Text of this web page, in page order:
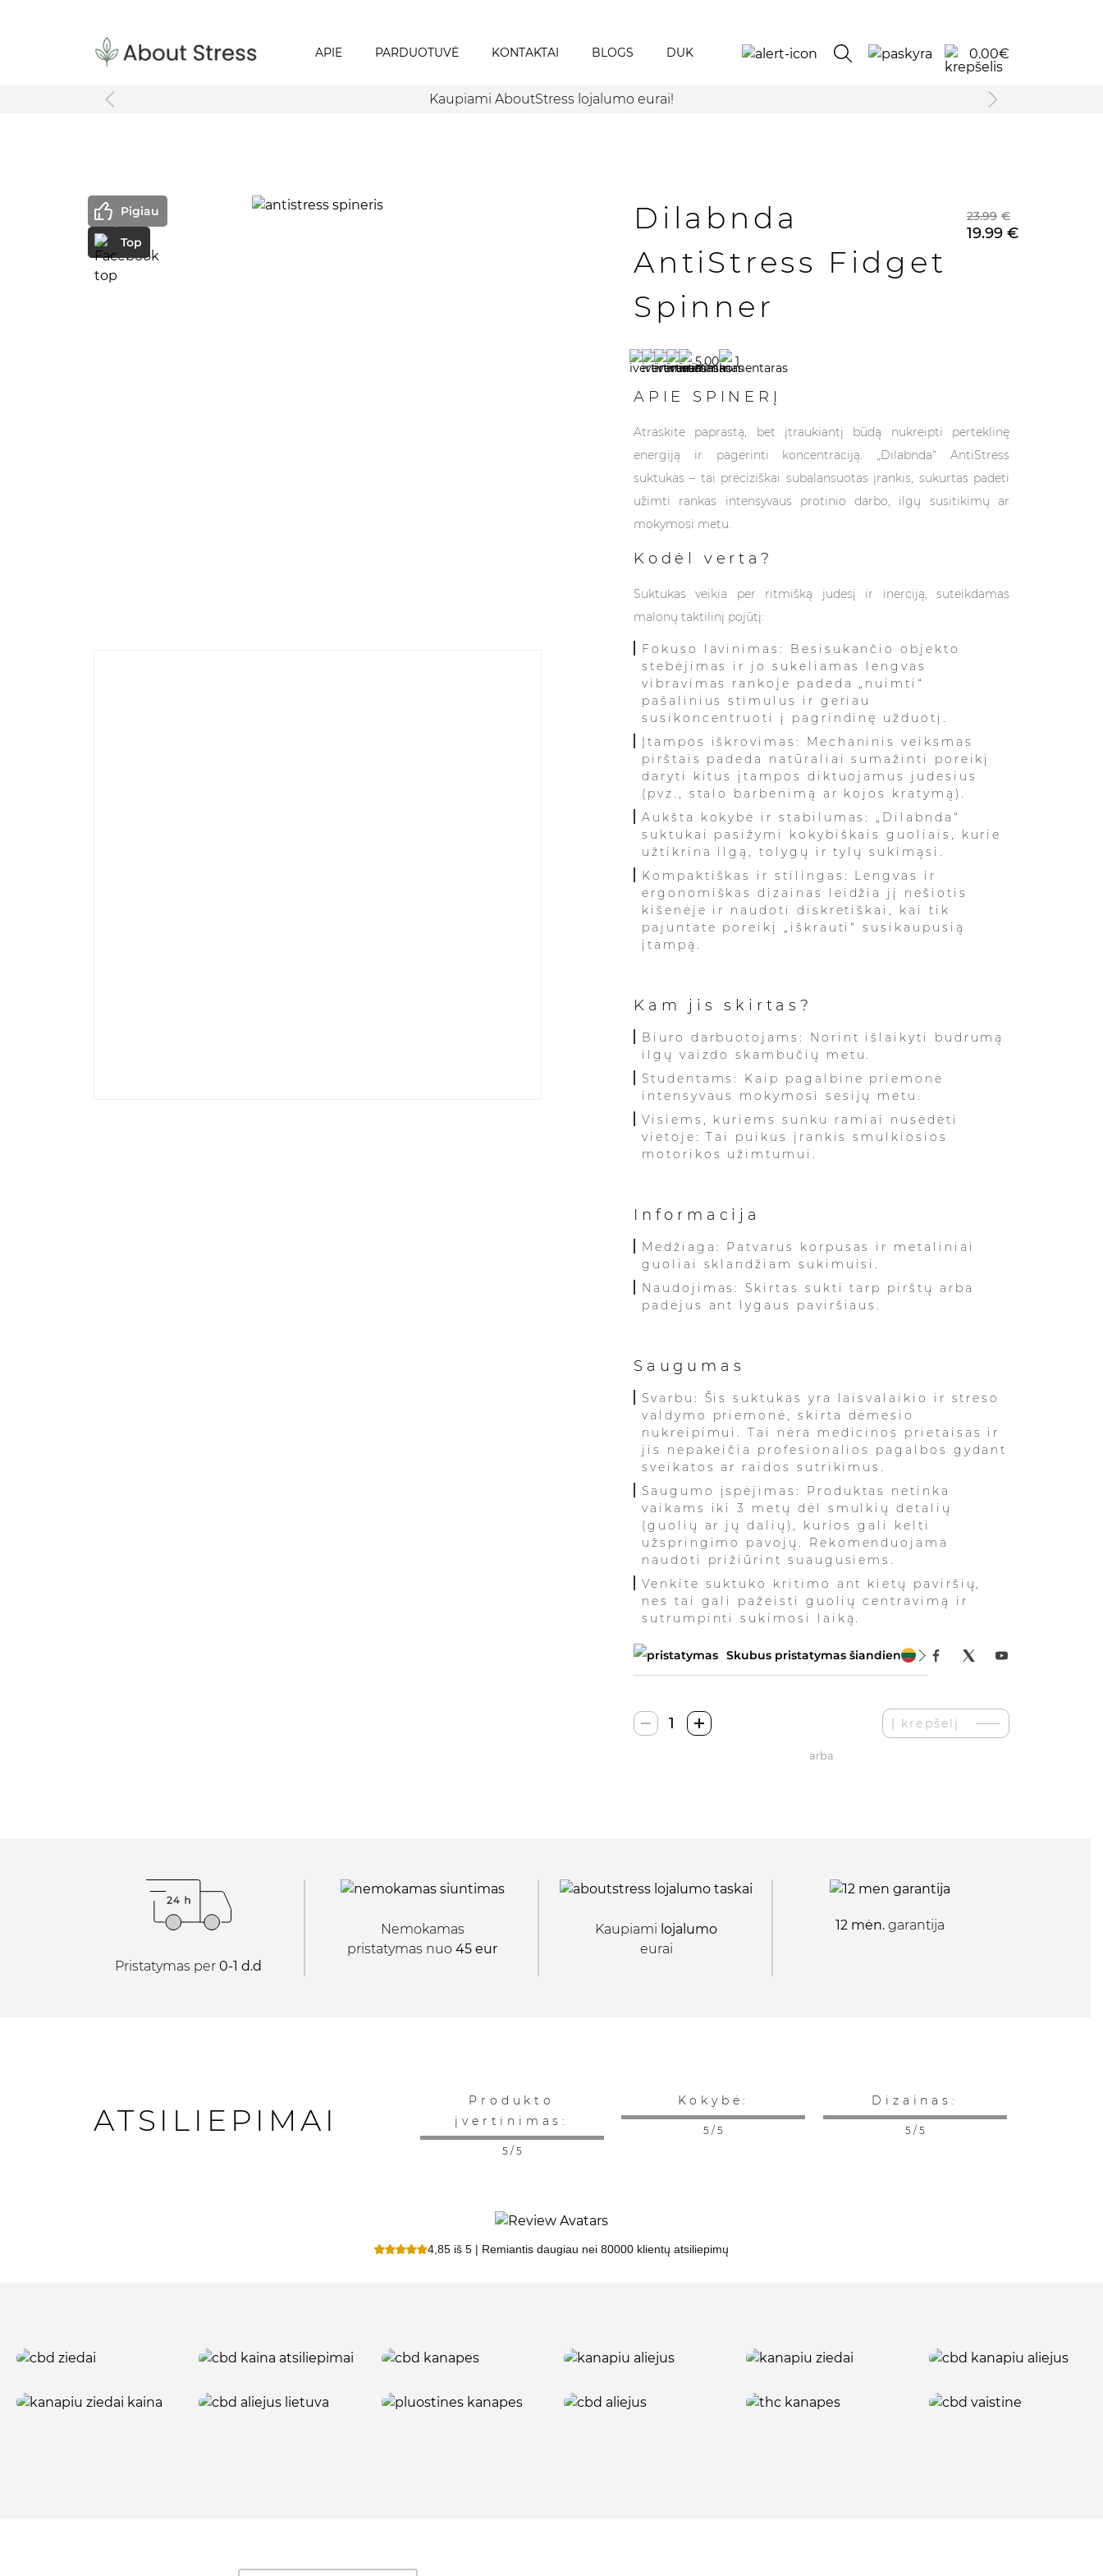
APIE PARDUOTUVĖ KONTAKTAI BLOGS DUK 0.00€
Kaupiami AboutStress lojalumo eurai!
Pigiau
Top
Dilabnda
AntiStress Fidget
Spinner
23.99 €
19.99 €
5.00 1
APIE SPINERĮ
Atraskite paprastą, bet įtraukiantį būdą nukreipti perteklinę
energiją ir pagerinti koncentraciją. „Dilabnda“ AntiStress
suktukas – tai preciziškai subalansuotas įrankis, sukurtas padėti
užimti rankas intensyvaus protinio darbo, ilgų susitikimų ar
mokymosi metu.
Kodėl verta?
Suktukas veikia per ritmišką judesį ir inerciją, suteikdamas
malonų taktilinį pojūtį:
Fokuso lavinimas: Besisukančio objekto
stebėjimas ir jo sukeliamas lengvas
vibravimas rankoje padeda „nuimti“
pašalinius stimulus ir geriau
susikoncentruoti į pagrindinę užduotį.
Įtampos iškrovimas: Mechaninis veiksmas
pirštais padeda natūraliai sumažinti poreikį
daryti kitus įtampos diktuojamus judesius
(pvz., stalo barbenimą ar kojos kratymą).
Aukšta kokybė ir stabilumas: „Dilabnda“
suktukai pasižymi kokybiškais guoliais, kurie
užtikrina ilgą, tolygų ir tylų sukimąsi.
Kompaktiškas ir stilingas: Lengvas ir
ergonomiškas dizainas leidžia jį nešiotis
kišenėje ir naudoti diskretiškai, kai tik
pajuntate poreikį „iškrauti“ susikaupusią
įtampą.
Kam jis skirtas?
Biuro darbuotojams: Norint išlaikyti budrumą
ilgų vaizdo skambučių metu.
Studentams: Kaip pagalbinė priemonė
intensyvaus mokymosi sesijų metu.
Visiems, kuriems sunku ramiai nusėdėti
vietoje: Tai puikus įrankis smulkiosios
motorikos užimtumui.
Informacija
Medžiaga: Patvarus korpusas ir metaliniai
guoliai sklandžiam sukimuisi.
Naudojimas: Skirtas sukti tarp pirštų arba
padėjus ant lygaus paviršiaus.
Saugumas
Svarbu: Šis suktukas yra laisvalaikio ir streso
valdymo priemonė, skirta dėmesio
nukreipimui. Tai nėra medicinos prietaisas ir
jis nepakeičia profesionalios pagalbos gydant
sveikatos ar raidos sutrikimus.
Saugumo įspėjimas: Produktas netinka
vaikams iki 3 metų dėl smulkių detalių
(guolių ar jų dalių), kurios gali kelti
užspringimo pavojų. Rekomenduojama
naudoti prižiūrint suaugusiems.
Venkite suktuko kritimo ant kietų paviršių,
nes tai gali pažeisti guolių centravimą ir
sutrumpinti sukimosi laiką.
Skubus pristatymas šiandien
produkto
kiekis:
Į krepšelį
arba
Pristatymas per 0-1 d.d
Nemokamas
pristatymas nuo 45 eur
Kaupiami lojalumo
eurai
12 mėn. garantija
ATSILIEPIMAI
Produkto
įvertinimas:
5 / 5
Kokybė:
5 / 5
Dizainas:
5 / 5
4,85 iš 5 | Remiantis daugiau nei 80000 klientų atsiliepimų